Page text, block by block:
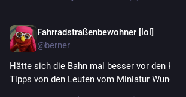
Fahrradstraßenbewohner [lol]
@berner
Hätte sich die Bahn mal besser vor den
Tipps von den Leuten vom Miniatur